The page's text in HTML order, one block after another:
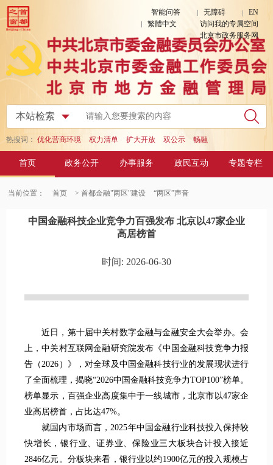
智能问答 无障碍
EN
繁體中文
访问我的专属空间
北京市政务服务网
热搜词： 优化营商环境 权力清单 扩大开放 双公示 畅融
首页 政务公开 办事服务 政民互动 专题专栏
当前位置： 首页 > 首都金融"两区"建设 “两区”声音
中国金融科技企业竞争力百强发布 北京以47家企业
高居榜首
时间: 2026-06-30
近日，第十届中关村数字金融与金融安全大会举办。会
上，中关村互联网金融研究院发布《中国金融科技竞争力报
告（2026）》，对全球及中国金融科技行业的发展现状进行
了全面梳理，揭晓“2026中国金融科技竞争力TOP100”榜单。
榜单显示，百强企业高度集中于一线城市，北京市以47家企
业高居榜首，占比达47%。
就国内市场而言，2025年中国金融行业科技投入保持较
快增长，银行业、证券业、保险业三大板块合计投入接近
2846亿元。分板块来看，银行业以约1900亿元的投入规模占